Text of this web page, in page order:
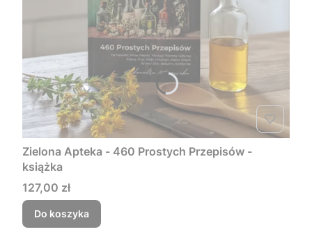
Zielona Apteka - 460 Prostych Przepisów -
książka
Cena
127,00 zł
Do koszyka